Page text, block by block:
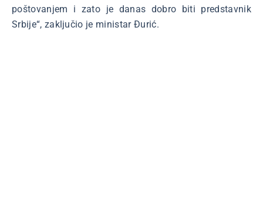
poštovanjem i zato je danas dobro biti predstavnik
Srbije“, zaključio je ministar Đurić.